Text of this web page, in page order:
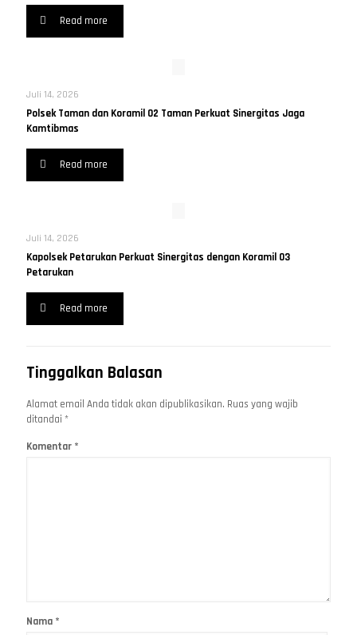
Read more
Juli 14, 2026
Polsek Taman dan Koramil 02 Taman Perkuat Sinergitas Jaga
Kamtibmas
Read more
Juli 14, 2026
Kapolsek Petarukan Perkuat Sinergitas dengan Koramil 03
Petarukan
Read more
Tinggalkan Balasan
Alamat email Anda tidak akan dipublikasikan. Ruas yang wajib
ditandai *
Komentar *
Nama *